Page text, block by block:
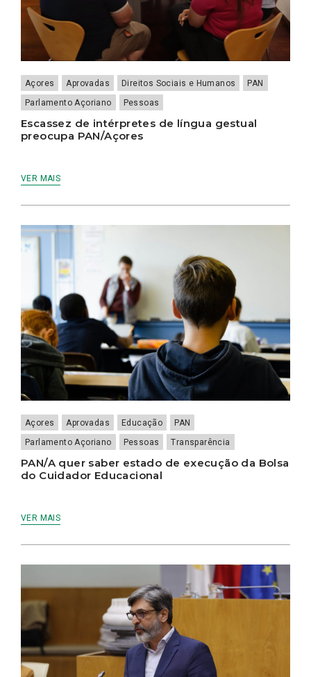
Açores Aprovadas Direitos Sociais e Humanos
PAN
Parlamento Açoriano
Pessoas
Escassez de intérpretes de língua gestual
preocupa PAN/Açores
VER MAIS
Açores Aprovadas Educação
PAN
Parlamento Açoriano
Pessoas Transparência
PAN/A quer saber estado de execução da Bolsa
do Cuidador Educacional
VER MAIS